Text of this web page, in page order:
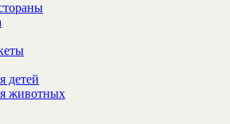
детей
животных